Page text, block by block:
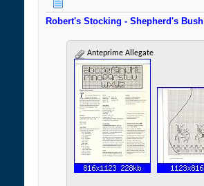
Robert's Stocking - Shepherd's Bush
Anteprime Allegate